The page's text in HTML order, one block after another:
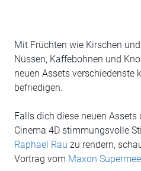
Mit Früchten wie Kirschen
Nüssen, Kaffebohnen und
neuen Assets verschiedenste
befriedigen.
Falls dich diese neuen Assets
Cinema 4D stimmungsvolle
Raphael Rau zu rendern,
Vortrag vom Maxon